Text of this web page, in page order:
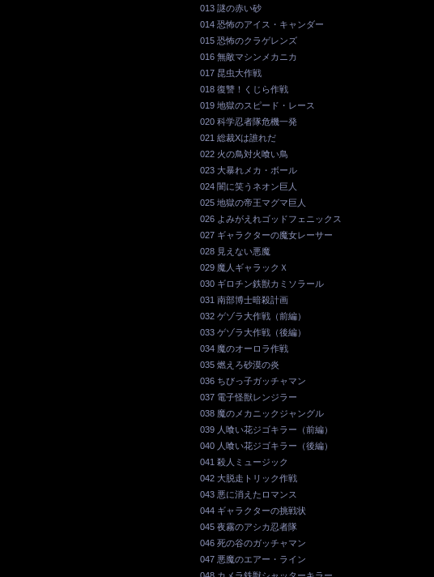
013 謎の赤い砂
014 恐怖のアイス・キャンダー
015 恐怖のクラゲレンズ
016 無敵マシンメカニカ
017 昆虫大作戦
018 復讐！くじら作戦
019 地獄のスピード・レース
020 科学忍者隊危機一発
021 総裁Xは誰れだ
022 火の鳥対火喰い鳥
023 大暴れメカ・ボール
024 闇に笑うネオン巨人
025 地獄の帝王マグマ巨人
026 よみがえれゴッドフェニックス
027 ギャラクターの魔女レーサー
028 見えない悪魔
029 魔人ギャラックＸ
030 ギロチン鉄獣カミソラール
031 南部博士暗殺計画
032 ゲゾラ大作戦（前編）
033 ゲゾラ大作戦（後編）
034 魔のオーロラ作戦
035 燃えろ砂漠の炎
036 ちびっ子ガッチャマン
037 電子怪獣レンジラー
038 魔のメカニックジャングル
039 人喰い花ジゴキラー（前編）
040 人喰い花ジゴキラー（後編）
041 殺人ミュージック
042 大脱走トリック作戦
043 悪に消えたロマンス
044 ギャラクターの挑戦状
045 夜霧のアシカ忍者隊
046 死の谷のガッチャマン
047 悪魔のエアー・ライン